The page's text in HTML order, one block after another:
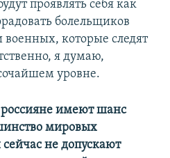
проявлять себя как
болельщиков
которые следят
я думаю,
уровне.
имеют шанс
мировых
не допускают